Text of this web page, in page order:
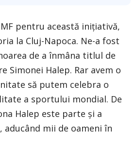
pentru această inițiativă,
la Cluj-Napoca. Ne-a fost
de a înmâna titlul de
Simonei Halep. Rar avem o
să putem celebra o
a sportului mondial. De
Halep este parte și a
mii de oameni în